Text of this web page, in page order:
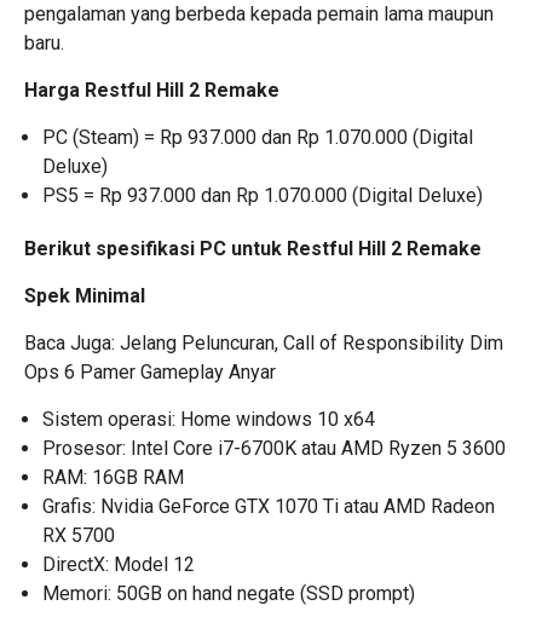
pengalaman yang berbeda kepada pemain lama maupun
baru.
Harga Restful Hill 2 Remake
PC (Steam) = Rp 937.000 dan Rp 1.070.000 (Digital
Deluxe)
PS5 = Rp 937.000 dan Rp 1.070.000 (Digital Deluxe)
Berikut spesifikasi PC untuk Restful Hill 2 Remake
Spek Minimal
Baca Juga: Jelang Peluncuran, Call of Responsibility Dim
Ops 6 Pamer Gameplay Anyar
Sistem operasi: Home windows 10 x64
Prosesor: Intel Core i7-6700K atau AMD Ryzen 5 3600
RAM: 16GB RAM
Grafis: Nvidia GeForce GTX 1070 Ti atau AMD Radeon
RX 5700
DirectX: Model 12
Memori: 50GB on hand negate (SSD prompt)